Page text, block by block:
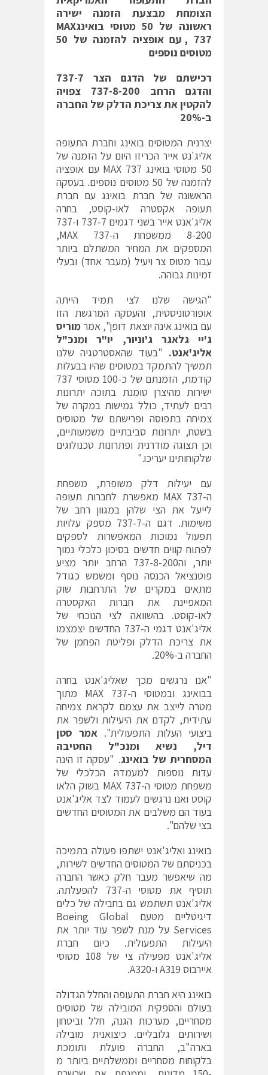
הצומחת מבצעת הזמנה ישירה
ראשונה של 50 מטוסי בואינג
MAX
737, עם אופציה להזמנה של 50
מטוסים נוספים
רכישתם של הדגם הצר 737-7
והדגם הרחב 737-8-200 צפויה
להקטין את צריכת הדלק של החברה
ב-20%
יצרנית המטוסים בואינג וחברת התעופה
אליג'נט אייר הכריזו היום על הזמנה של
50 מטוסי בואינג MAX 737 עם אופציה
להזמנה של 50 מטוסים נוספים. בעסקה
הראשונה של חברת בואינג עם חברת
תעופה אקסטרה לאו-קוסט, בחרה
אליג'אנט אייר בשני דגמים 737-7 ו737-
8-200 ממשפחת ה-737 MAX,
המספקים את המחיר המשתלם ביותר
עבור מטוס צר ויעיל (מעבר אחד) ובעלי
זמינות גבוהה.
"הגישה שלנו לצי תמיד הייתה
אופורטוניסטית, והעסקה המרגשת הזו
עם בואינג אינה יוצאת דופן", אמרמוריס
ג'יי גלאגר ג'וניור, יו"ר ומנכ"ל
אליג'אנט. "בעוד שהאסטרטגיה שלנו
תמשיך להתמקד במטוסים שהיו בבעלות
קודמת, הזמנתם של כ-100 מטוסי 737
ישירות מהיצרן טומנת בתוכה יתרונות
רבים לעתיד, כולל גמישות במקרה של
צמיחה בתפוסה ופרישתם של מטוסים
בשטח, יתרונות סביבתיים משמעותיים,
וכן תצוגה מודרנית ופתרונות טכנולוגים
שלקוחותינו יעריכו."
עם יעילות דלק משופרת, משפחת
ה-737 MAX מאפשרת לחברות תעופה
לייעל את הצי שלהן במגוון רחב של
משימות. דגם ה-737-7 מספק עלויות
תפעול נמוכות המאפשרות לספקים
לפתוח קווים חדשים בסיכון כלכלי נמוך
יותר, וה737-8-200 הרחב יותר מציע
פוטנציאל הכנסה נוסף ומשמש כגודל
מתאים במקרים של התרחבות שוק
המאפיינת את חברות האקסטרה
לאו-קוסט. בהשוואה לצי הנוכחי של
אליג'אנט דגמי ה-737 החדשים יצמצמו
את צריכת הדלק ופליטת הפחמן של
החברה ב-20%.
"אנו נרגשים מכך שאליג'אנט בחרה
בבואינג ובמטוסי ה-737 MAX מתוך
מטרה לייצב את עצמם לקראת צמיחה
עתידית, לקדם את היעילות ולשפר את
ביצועי העלות התפעולית". אמר סטן
דיל, נשיא ומנכ"ל החטיבה
המסחרית של בואינג. "עסקה זו הינה
עדות נוספות למעמדה הכלכלי של
משפחת מטוסי ה-737 MAX בשוק הלאו
קוסט ואנו נרגשים לעמוד לצד אליג'אנט
בעוד הם משלבים את המטוסים החדשים
בצי שלהם".
בואינג ואליג'אנט ישתפו פעולה בתמיכה
בכניסתם של המטוסים החדשים לשירות,
מה שיאפשר מעבר חלק כאשר החברה
תוסיף את מטוסי ה-737 להפעלתה.
אליג'אנט תשתמש גם בחבילה של כלים
דיגיטליים מטעם Boeing Global
Services על מנת לשפר עוד יותר את
היעילות התפעולית. כיום חברת
אליג'אנט מפעילה צי של 108 מטוסי
איירבוס A319 ו-A320.
בואינג היא חברת התעופה והחלל הגדולה
בעולם והספקית המובילה של מטוסים
מסחריים, מערכות הגנה, חלל וביטחון
ושירותים גלובליים. כיצואנית מובילה
בארה"ב, החברה פועלת ותומכת
בלקוחות מסחריים וממשלתיים ביותר מ